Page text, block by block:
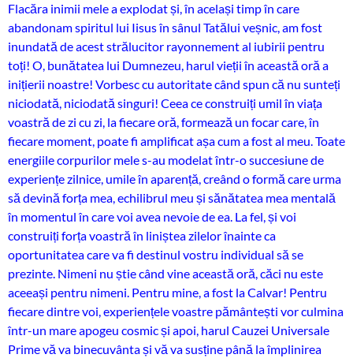
Flacăra inimii mele a explodat și, în același timp în care
abandonam spiritul lui Iisus în sânul Tatălui veșnic, am fost
inundată de acest strălucitor rayonnement al iubirii pentru
toți! O, bunătatea lui Dumnezeu, harul vieții în această oră a
inițierii noastre! Vorbesc cu autoritate când spun că nu sunteți
niciodată, niciodată singuri! Ceea ce construiți umil în viața
voastră de zi cu zi, la fiecare oră, formează un focar care, în
fiecare moment, poate fi amplificat așa cum a fost al meu. Toate
energiile corpurilor mele s-au modelat într-o succesiune de
experiențe zilnice, umile în aparență, creând o formă care urma
să devină forța mea, echilibrul meu și sănătatea mea mentală
în momentul în care voi avea nevoie de ea. La fel, și voi
construiți forța voastră în liniștea zilelor înainte ca
oportunitatea care va fi destinul vostru individual să se
prezinte. Nimeni nu știe când vine această oră, căci nu este
aceeași pentru nimeni. Pentru mine, a fost la Calvar! Pentru
fiecare dintre voi, experiențele voastre pământești vor culmina
într-un mare apogeu cosmic și apoi, harul Cauzei Universale
Prime vă va binecuvânta și vă va susține până la împlinirea